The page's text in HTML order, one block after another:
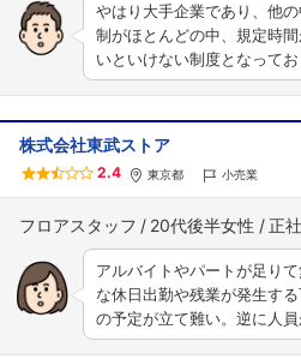
やはり大手企業であり、他
制がほとんどの中、規定時
いといけない制度となって
株式会社東武ストア
2.4 東京都 小売業
フロアスタッフ 20代後半女性 正
アルバイトやパートが足り
な休日出勤や残業が発生す
の予定が立て難い。逆に人